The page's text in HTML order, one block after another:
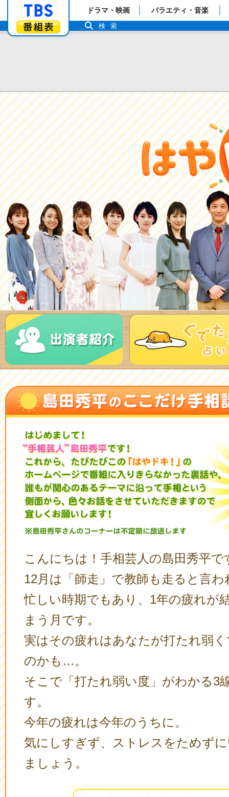
「TBSテレビ」トップページ
番組表
ドラマ・映画 バラエティ・音楽
検索
こんにちは！手相芸人の島田秀平で
12月は「師走」で教師も走ると言
忙しい時期でもあり、1年の疲れが
まう月です。
実はその疲れはあなたが打たれ弱
のかも…。
そこで「打たれ弱い度」がわかる3
す。
今年の疲れは今年のうちに。
気にしすぎず、ストレスをためず
ましょう。